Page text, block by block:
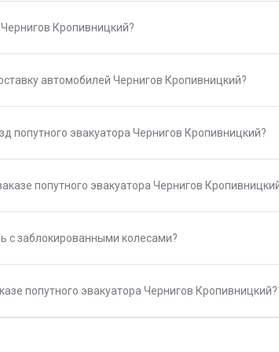
Кропивницкий?
автомобилей Чернигов Кропивницкий?
попутного эвакуатора Чернигов Кропивницкий?
попутного эвакуатора Чернигов
с заблокированными колесами?
попутного эвакуатора Чернигов Кропивницкий?